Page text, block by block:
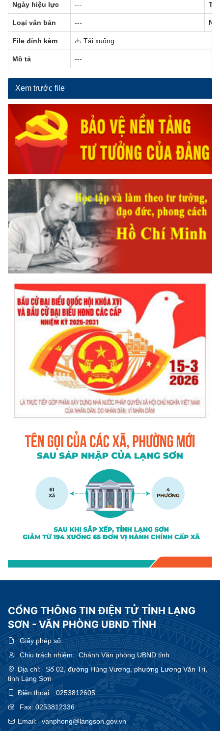
Ngày hiệu lực ---
Loại văn bản ---
File đính kèm Tải xuống
Mô tả ---
Xem trước file
CỔNG THÔNG TIN ĐIỆN TỬ TỈNH LẠNG
SƠN - VĂN PHÒNG UBND TỈNH
Giấy phép số:
Chịu trách nhiệm:Chánh Văn phòng UBND tỉnh
Địa chỉ:
Số 02, đường Hùng Vương, phường Lương Văn Tri,
tỉnh Lạng Sơn
Điện thoại:
0253812605
Fax:0253812336
Email:
vanphong@langson.gov.vn